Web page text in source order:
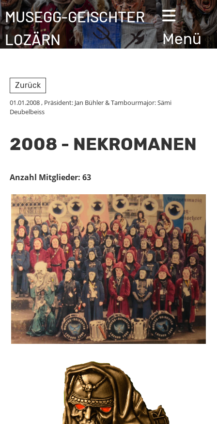
MUSEGG-GEISCHTER
LOZÄRN
Menü
Zurück
01.01.2008, Präsident: Jan Bühler & Tambourmajor: Sämi
Deubelbeiss
2008 - NEKROMANEN
Anzahl Mitglieder: 63